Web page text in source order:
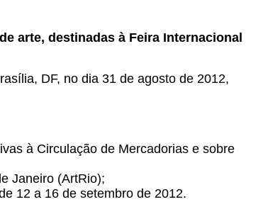
arte, destinadas à Feira Internacional
DF, no dia 31 de agosto de 2012,
à Circulação de Mercadorias e sobre
Janeiro (ArtRio);
12 a 16 de setembro de 2012.